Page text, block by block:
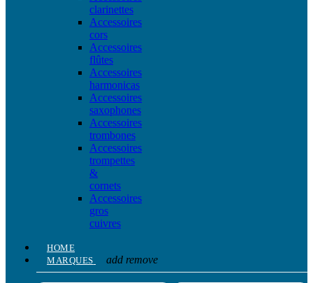
clarinettes
Accessoires
cors
Accessoires
flûtes
Accessoires
harmonicas
Accessoires
saxophones
Accessoires
trombones
Accessoires
trompettes
&
cornets
Accessoires
gros
cuivres
HOME
MARQUES
add remove